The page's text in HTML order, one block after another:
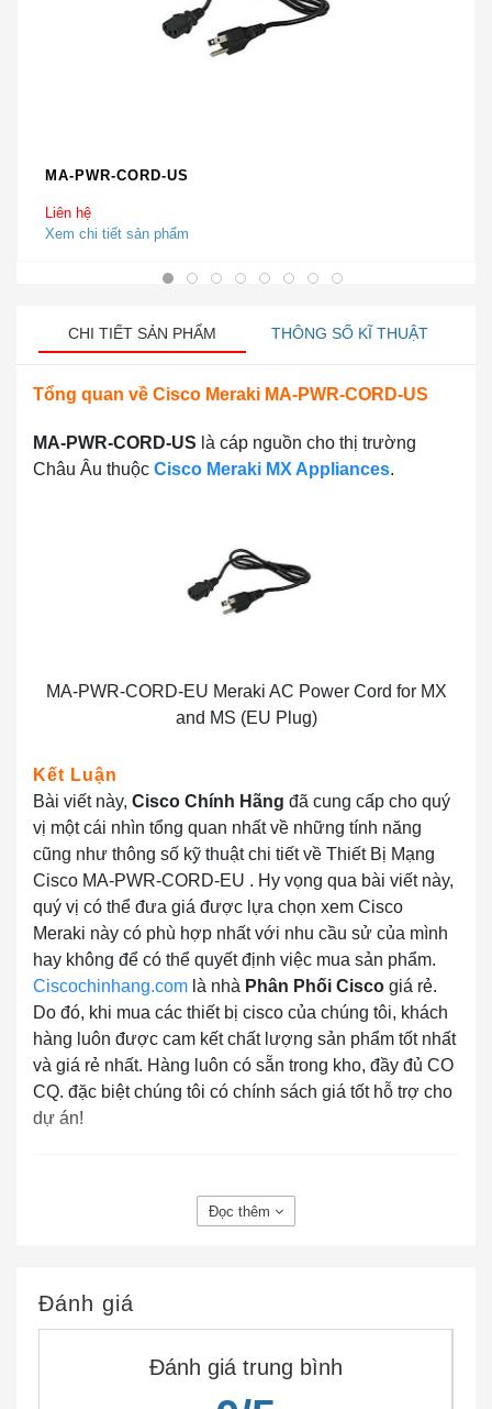
MA-PWR-CORD-US
Liên hệ
Xem chi tiết sản phẩm
CHI TIẾT SẢN PHẨM THÔNG SỐ KĨ THUẬT
Tổng quan về Cisco Meraki MA-PWR-CORD-US
MA-PWR-CORD-US là cáp nguồn cho thị trường
Châu Âu thuộc Cisco Meraki MX Appliances.
MA-PWR-CORD-EU Meraki AC Power Cord for MX
and MS (EU Plug)
Kết Luận
Bài viết này, Cisco Chính Hãng đã cung cấp cho quý
vị một cái nhìn tổng quan nhất về những tính năng
cũng như thông số kỹ thuật chi tiết về Thiết Bị Mạng
Cisco MA-PWR-CORD-EU . Hy vọng qua bài viết này,
quý vị có thể đưa giá được lựa chọn xem Cisco
Meraki này có phù hợp nhất với nhu cầu sử của mình
hay không để có thể quyết định việc mua sản phẩm.
Ciscochinhang.com là nhà Phân Phối Cisco giá rẻ.
Do đó, khi mua các thiết bị cisco của chúng tôi, khách
hàng luôn được cam kết chất lượng sản phẩm tốt nhất
và giá rẻ nhất. Hàng luôn có sẵn trong kho, đầy đủ CO
CQ. đặc biệt chúng tôi có chính sách giá tốt hỗ trợ cho
dự án!
phẩm
Cisco MA-PWR-CORD-EU?
Hãy đặt câu hỏi ở phần
Hoặc bạn có thể gửi email về địa chỉ:
lienhe@ciscochinhhang.com
Đọc thêm
Đánh giá
Đánh giá trung bình